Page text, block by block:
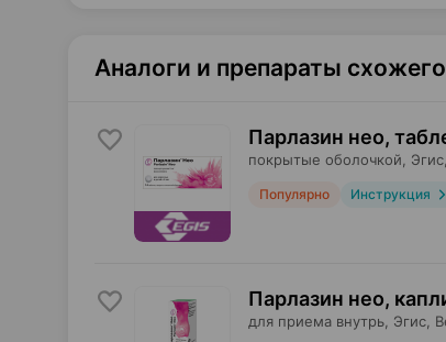
Аналоги и препараты
Парлазин нео,
покрытые оболочкой, Эгис
Популярно Инструкция
Парлазин нео,
для приема внутрь, Эгис ,